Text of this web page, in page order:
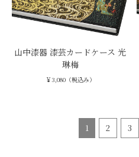
山中漆器 漆芸カードケース 光
琳梅
￥3,080（税込み）
1 2 3